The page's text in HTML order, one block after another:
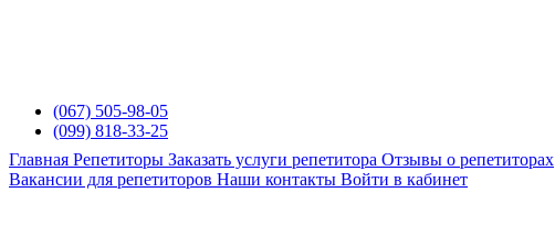
(067) 505-98-05
(099) 818-33-25
Главная Репетиторы Заказать услуги репетитора Отзывы о репетиторах
Вакансии для репетиторов Наши контакты Войти в кабинет